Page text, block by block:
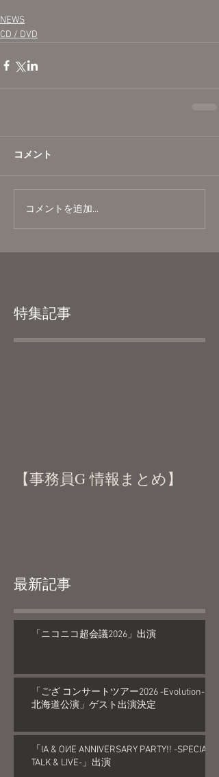
NEWS
CD / DVD
コメント
コメントを追加…
特集記事
【事務員G 情報まとめ】
最新記事
「ニコニコ超会議2026」出演
「ござ コンサートツアー2026 -Evolution-
北海道公演」ゲスト出演決定
「IA & OИE ANNIVERSARY PARTY!! -SPECIAL
TALK & LIVE-」出演